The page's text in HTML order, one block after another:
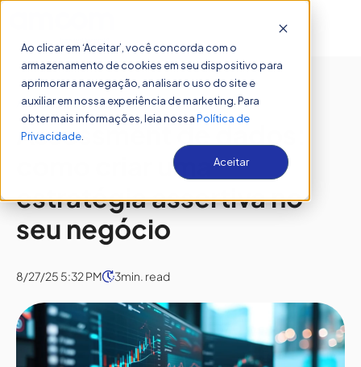
Ao clicar em ‘Aceitar’, você concorda com o
armazenamento de cookies em seu dispositivo para
aprimorar a navegação, analisar o uso do site e
auxiliar em nossa experiência de marketing. Para
obter mais informações, leia nossaPolítica de
Privacidade
Aceitar
ANÁLISE DE DADOS
Assessment de dados:
como criar uma
estratégia assertiva no
seu negócio
8/27/25 5:32 PM 3min. read